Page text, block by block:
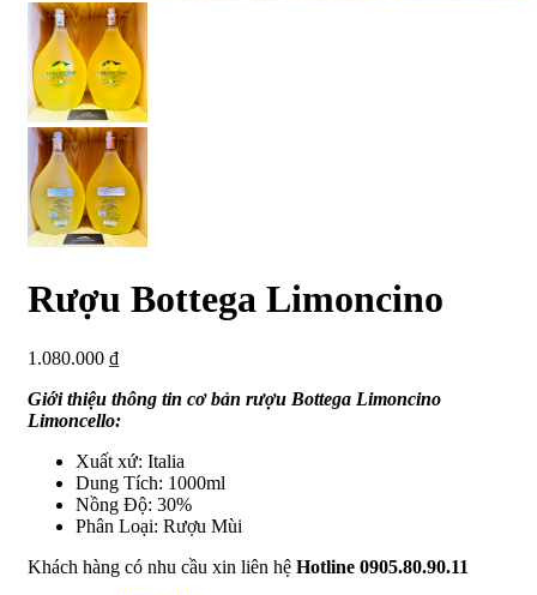
Rượu Bottega Limoncino
1.080.000 ₫
Giới thiệu thông tin cơ bản rượu Bottega Limoncino
Limoncello:
Xuất xứ: Italia
Dung Tích: 1000ml
Nồng Độ: 30%
Phân Loại: Rượu Mùi
Khách hàng có nhu cầu xin liên hệ Hotline 0905.80.90.11